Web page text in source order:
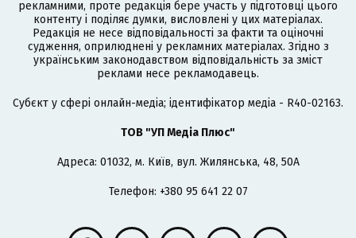
рекламними, проте редакція бере участь у підготовці цього
контенту і поділяє думки, висловлені у цих матеріалах.
Редакція не несе відповідальності за факти та оціночні
судження, оприлюднені у рекламних матеріалах. Згідно з
українським законодавством відповідальність за зміст
реклами несе рекламодавець.
Cубєкт у сфері онлайн-медіа; ідентифікатор медіа - R40-02163.
ТОВ "УП Медіа Плюс"
Адреса: 01032, м. Київ, вул. Жилянська, 48, 50А
Телефон: +380 95 641 22 07